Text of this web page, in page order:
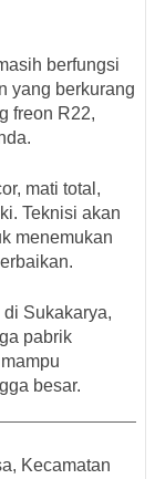
berfungsi
yang berkurang
freon R22,
mati total,
Teknisi akan
menemukan
Sukakarya,
pabrik
besar.
Kecamatan